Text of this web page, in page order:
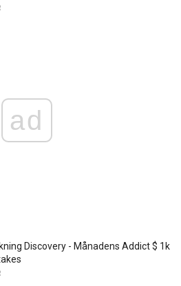
ad
Discovery - Månadens Addict $ 1k